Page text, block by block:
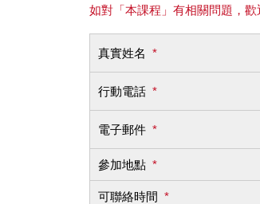
如對「本課程」有相關問題，
真實姓名 *
行動電話 *
電子郵件 *
參加地點 *
可聯絡時間 *